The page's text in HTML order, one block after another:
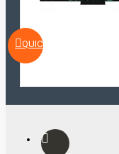
QUICKVIEW